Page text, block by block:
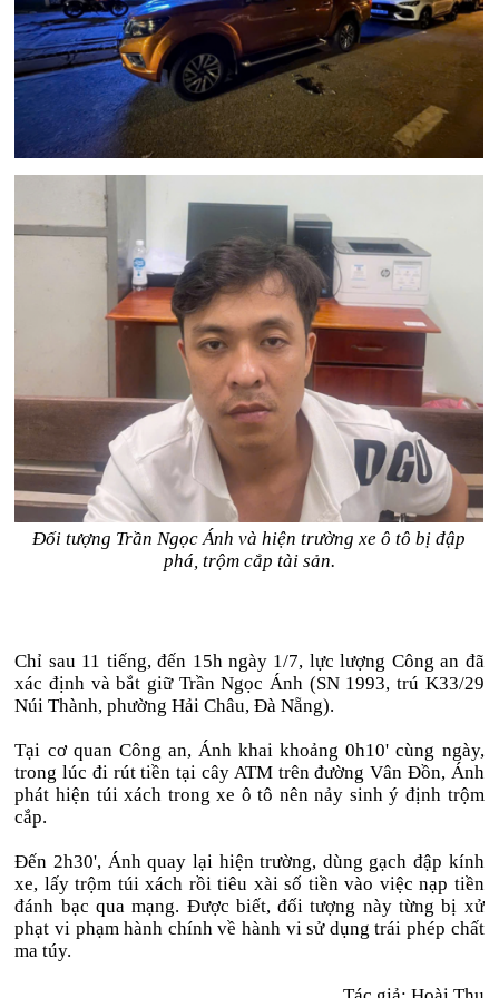
Đối tượng Trần Ngọc Ánh và hiện trường xe ô tô bị đập
phá, trộm cắp tài sản.
Chỉ sau 11 tiếng, đến 15h ngày 1/7, lực lượng Công an đã
xác định và bắt giữ Trần Ngọc Ánh (SN 1993, trú K33/29
Núi Thành, phường Hải Châu, Đà Nẵng).
Tại cơ quan Công an, Ánh khai khoảng 0h10' cùng ngày,
trong lúc đi rút tiền tại cây ATM trên đường Vân Đồn, Ánh
phát hiện túi xách trong xe ô tô nên nảy sinh ý định trộm
cắp.
Đến 2h30', Ánh quay lại hiện trường, dùng gạch đập kính
xe, lấy trộm túi xách rồi tiêu xài số tiền vào việc nạp tiền
đánh bạc qua mạng. Được biết, đối tượng này từng bị xử
phạt vi phạm hành chính về hành vi sử dụng trái phép chất
ma túy.